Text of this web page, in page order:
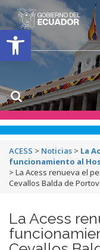
Open
ACESS > Noticias > La
funcionamiento al
> La Acess renueva el
Cevallos Balda de
La Acess